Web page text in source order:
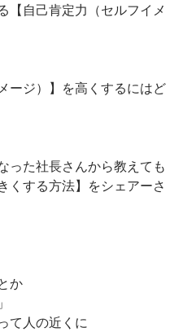
【自己肯定力（セルフイメ
ージ）】を高くするにはど
った社長さんから教えても
くする方法】をシェアーさ
か
て人の近くに